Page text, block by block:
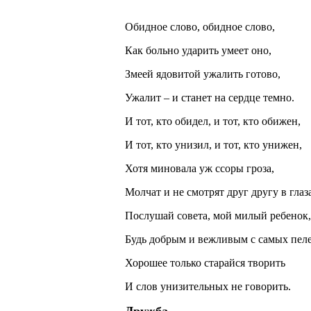
Обидное слово, обидное слово,
Как больно ударить умеет оно,
Змеей ядовитой ужалить готово,
Ужалит – и станет на сердце темно.
И тот, кто обидел, и тот, кто обижен,
И тот, кто унизил, и тот, кто унижен,
Хотя миновала уж ссоры гроза,
Молчат и не смотрят друг другу в
Послушай совета, мой милый ребенок,
Будь добрым и вежливым с самых
Хорошее только старайся творить
И слов унизительных не говорить.